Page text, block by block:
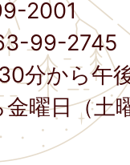
2001
99-2745
分から午
曜日（土